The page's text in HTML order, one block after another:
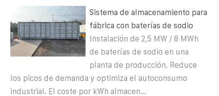
Sistema de almacenamiento para
fábrica con baterías de sodio
Instalación de 2,5 MW / 8 MWh
de baterías de sodio en una
planta de producción. Reduce
los picos de demanda y optimiza el autoconsumo
industrial. El coste por kWh almacen…